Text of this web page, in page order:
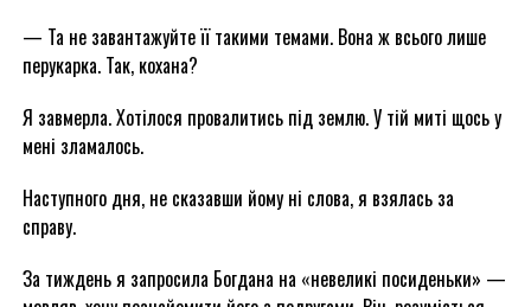
— Та не завантажуйте її такими темами. Вона ж всього лише
перукарка. Так, кохана?
Я завмерла. Хотілося провалитись під землю. У тій миті щось у
мені зламалось.
Наступного дня, не сказавши йому ні слова, я взялась за
справу.
За тиждень я запросила Богдана на «невеликі посиденьки» —